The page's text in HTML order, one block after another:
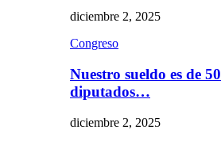
diciembre 2, 2025
Congreso
Nuestro sueldo es de
diputados…
diciembre 2, 2025